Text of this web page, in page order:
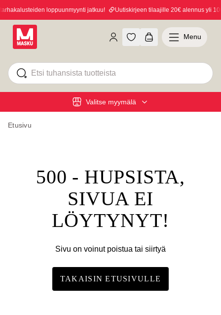
loppuunmyynti jatkuu! Uutiskirjeen tilaajille 20€ alennus yli
Valitse myymälä
Menu
Etusivu
500 - HUPSISTA,
SIVUA EI
LÖYTYNYT!
Sivu on voinut poistua tai siirtyä
TAKAISIN ETUSIVULLE